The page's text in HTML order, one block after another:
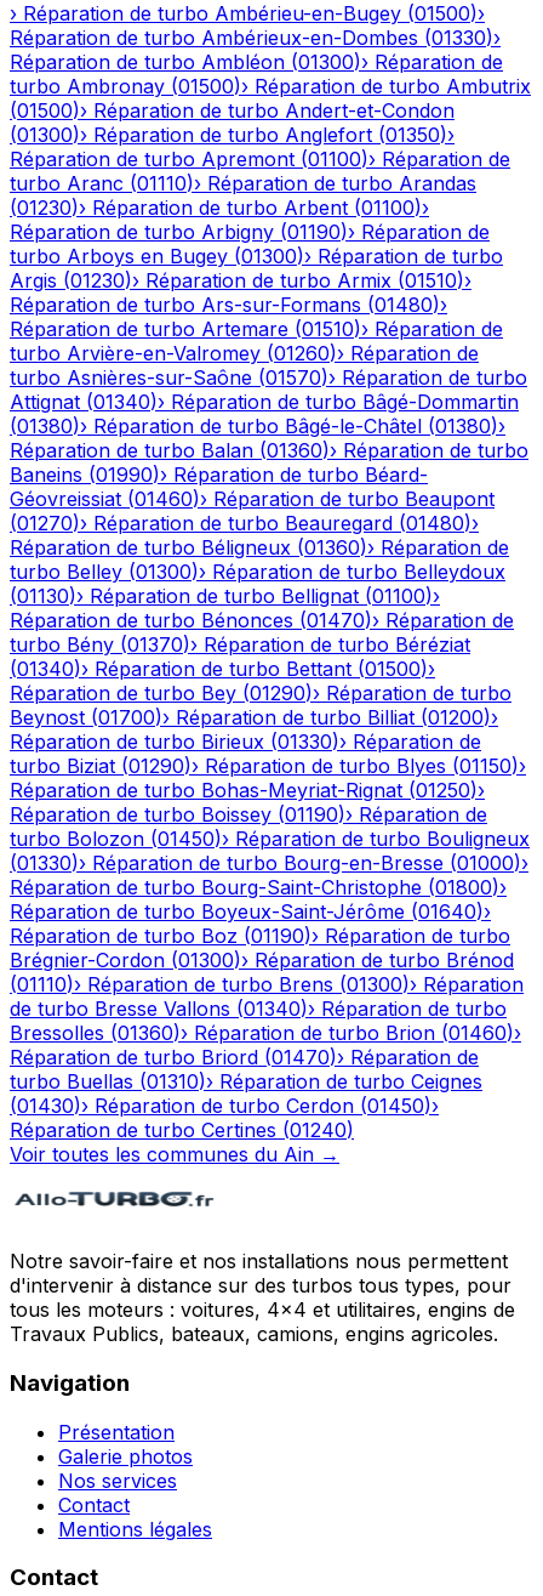
› Réparation de turbo Ambérieu-en-Bugey (01500)›
Réparation de turbo Ambérieux-en-Dombes (01330)›
Réparation de turbo Ambléon (01300)› Réparation de
turbo Ambronay (01500)› Réparation de turbo Ambutrix
(01500)› Réparation de turbo Andert-et-Condon
(01300)› Réparation de turbo Anglefort (01350)›
Réparation de turbo Apremont (01100)› Réparation de
turbo Aranc (01110)› Réparation de turbo Arandas
(01230)› Réparation de turbo Arbent (01100)›
Réparation de turbo Arbigny (01190)› Réparation de
turbo Arboys en Bugey (01300)› Réparation de turbo
Argis (01230)› Réparation de turbo Armix (01510)›
Réparation de turbo Ars-sur-Formans (01480)›
Réparation de turbo Artemare (01510)› Réparation de
turbo Arvière-en-Valromey (01260)› Réparation de
turbo Asnières-sur-Saône (01570)› Réparation de turbo
Attignat (01340)› Réparation de turbo Bâgé-Dommartin
(01380)› Réparation de turbo Bâgé-le-Châtel (01380)›
Réparation de turbo Balan (01360)› Réparation de turbo
Baneins (01990)› Réparation de turbo Béard-
Géovreissiat (01460)› Réparation de turbo Beaupont
(01270)› Réparation de turbo Beauregard (01480)›
Réparation de turbo Béligneux (01360)› Réparation de
turbo Belley (01300)› Réparation de turbo Belleydoux
(01130)› Réparation de turbo Bellignat (01100)›
Réparation de turbo Bénonces (01470)› Réparation de
turbo Bény (01370)› Réparation de turbo Béréziat
(01340)› Réparation de turbo Bettant (01500)›
Réparation de turbo Bey (01290)› Réparation de turbo
Beynost (01700)› Réparation de turbo Billiat (01200)›
Réparation de turbo Birieux (01330)› Réparation de
turbo Biziat (01290)› Réparation de turbo Blyes (01150)›
Réparation de turbo Bohas-Meyriat-Rignat (01250)›
Réparation de turbo Boissey (01190)› Réparation de
turbo Bolozon (01450)› Réparation de turbo Bouligneux
(01330)› Réparation de turbo Bourg-en-Bresse (01000)›
Réparation de turbo Bourg-Saint-Christophe (01800)›
Réparation de turbo Boyeux-Saint-Jérôme (01640)›
Réparation de turbo Boz (01190)› Réparation de turbo
Brégnier-Cordon (01300)› Réparation de turbo Brénod
(01110)› Réparation de turbo Brens (01300)› Réparation
de turbo Bresse Vallons (01340)› Réparation de turbo
Bressolles (01360)› Réparation de turbo Brion (01460)›
Réparation de turbo Briord (01470)› Réparation de
turbo Buellas (01310)› Réparation de turbo Ceignes
(01430)› Réparation de turbo Cerdon (01450)›
Réparation de turbo Certines (01240)
Voir toutes les communes du Ain →
Notre savoir-faire et nos installations nous permettent
d'intervenir à distance sur des turbos tous types, pour
tous les moteurs : voitures, 4x4 et utilitaires, engins de
Travaux Publics, bateaux, camions, engins agricoles.
Navigation
Présentation
Galerie photos
Nos services
Contact
Mentions légales
Contact